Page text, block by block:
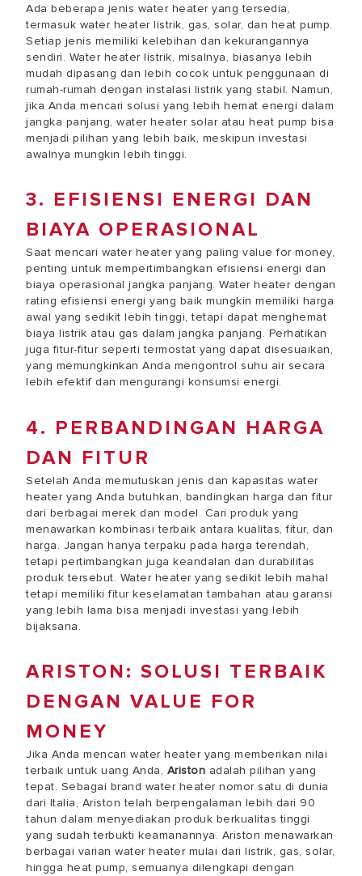
Ada beberapa jenis water heater yang tersedia,
termasuk water heater listrik, gas, solar, dan heat pump.
Setiap jenis memiliki kelebihan dan kekurangannya
sendiri. Water heater listrik, misalnya, biasanya lebih
mudah dipasang dan lebih cocok untuk penggunaan di
rumah-rumah dengan instalasi listrik yang stabil. Namun,
jika Anda mencari solusi yang lebih hemat energi dalam
jangka panjang, water heater solar atau heat pump bisa
menjadi pilihan yang lebih baik, meskipun investasi
awalnya mungkin lebih tinggi.
3. EFISIENSI ENERGI DAN
BIAYA OPERASIONAL
Saat mencari water heater yang paling value for money,
penting untuk mempertimbangkan efisiensi energi dan
biaya operasional jangka panjang. Water heater dengan
rating efisiensi energi yang baik mungkin memiliki harga
awal yang sedikit lebih tinggi, tetapi dapat menghemat
biaya listrik atau gas dalam jangka panjang. Perhatikan
juga fitur-fitur seperti termostat yang dapat disesuaikan,
yang memungkinkan Anda mengontrol suhu air secara
lebih efektif dan mengurangi konsumsi energi.
4. PERBANDINGAN HARGA
DAN FITUR
Setelah Anda memutuskan jenis dan kapasitas water
heater yang Anda butuhkan, bandingkan harga dan fitur
dari berbagai merek dan model. Cari produk yang
menawarkan kombinasi terbaik antara kualitas, fitur, dan
harga. Jangan hanya terpaku pada harga terendah,
tetapi pertimbangkan juga keandalan dan durabilitas
produk tersebut. Water heater yang sedikit lebih mahal
tetapi memiliki fitur keselamatan tambahan atau garansi
yang lebih lama bisa menjadi investasi yang lebih
bijaksana.
ARISTON: SOLUSI TERBAIK
DENGAN VALUE FOR
MONEY
Jika Anda mencari water heater yang memberikan nilai
terbaik untuk uang Anda, Ariston adalah pilihan yang
tepat. Sebagai brand water heater nomor satu di dunia
dari Italia, Ariston telah berpengalaman lebih dari 90
tahun dalam menyediakan produk berkualitas tinggi
yang sudah terbukti keamanannya. Ariston menawarkan
berbagai varian water heater mulai dari listrik, gas, solar,
hingga heat pump, semuanya dilengkapi dengan